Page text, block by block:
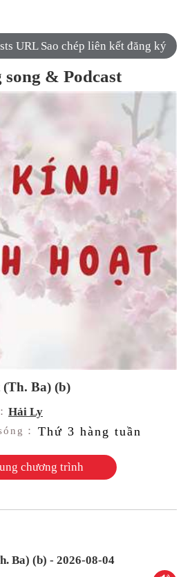
URL Sao chép liên kết đăng ký
song & Podcast
Ba) (b)
Hải Ly
： Thứ 3 hàng tuần
chương trình
Ba) (b) - 2026-08-04